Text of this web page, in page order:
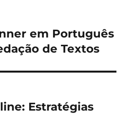
em Português
de Textos
Estratégias